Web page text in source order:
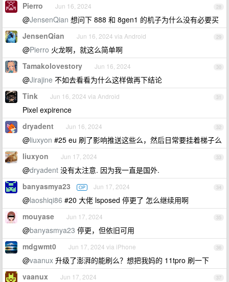
28
Pierro Jun 16, 2024
@JensenQian 想问下 888 和 8gen1 的机子为什么没有必要买
29
JensenQian Jun 16, 2024 via Android
@Pierro 火龙啊，就这么简单啊
30
Tamakolovestory Jun 16, 2024
@Jirajine 不如去看看为什么这样做再下结论
31
Tink Jun 16, 2024 via Android
Pixel expirence
32
dryadent Jun 16, 2024
@liuxyon #25 eu 刷了影响推送这些么，然后日常要挂着梯子么
33
liuxyon Jun 17, 2024
@dryadent 没有太注意. 因为我一直是国外.
34
banyasmya23 OP Jun 17, 2024
@laoshiqi86 #20 大佬 lsposed 停更了 怎么继续用啊
35
mouyase Jun 17, 2024
@banyasmya23 停更，但依旧可用
36
mdgwmt0 Jun 17, 2024 via iPhone
@vaanux 升级了澎湃的能刷么？想把我妈的 11tpro 刷一下
37
vaanux Jun 17, 2024